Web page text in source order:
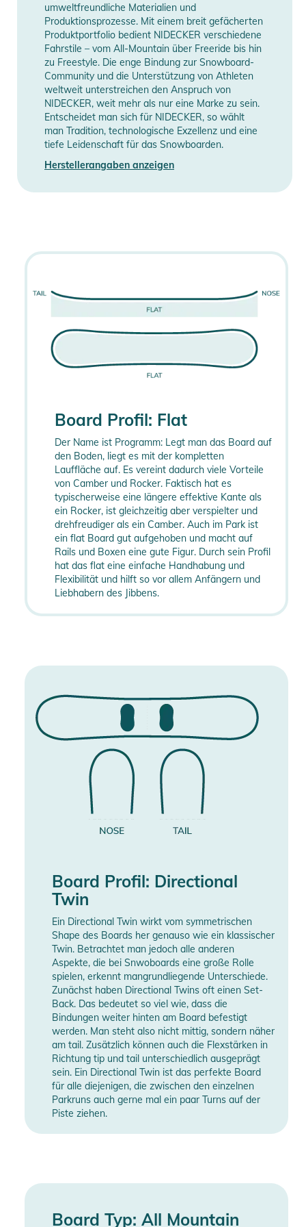
- BASE: N-5000
- Matte Finish
- Flex: 4
- Camber Name: Flatrock
Produktinformationen und
Sicherheitshinweise
Gebrauchsanweisungen, Sicherheitshinweise und Warnungen
Manufacturer
Information
Herstellerangaben
anzeigen
umweltfreundliche Materialien und
Produktionsprozesse. Mit einem breit gefächerten
Produktportfolio bedient NIDECKER verschiedene
Fahrstile – vom All-Mountain über Freeride bis hin
zu Freestyle. Die enge Bindung zur Snowboard-
Community und die Unterstützung von Athleten
weltweit unterstreichen den Anspruch von
NIDECKER, weit mehr als nur eine Marke zu sein.
Entscheidet man sich für NIDECKER, so wählt
man Tradition, technologische Exzellenz und eine
tiefe Leidenschaft für das Snowboarden.
Herstellerangaben anzeigen
Board Profil: Flat
Der Name ist Programm: Legt man das Board auf
den Boden, liegt es mit der kompletten
Lauffläche auf. Es vereint dadurch viele Vorteile
von Camber und Rocker. Faktisch hat es
typischerweise eine längere effektive Kante als
ein Rocker, ist gleichzeitig aber verspielter und
drehfreudiger als ein Camber. Auch im Park ist
ein flat Board gut aufgehoben und macht auf
Rails und Boxen eine gute Figur. Durch sein Profil
hat das flat eine einfache Handhabung und
Flexibilität und hilft so vor allem Anfängern und
Liebhabern des Jibbens.
Board Profil: Directional
Twin
Ein Directional Twin wirkt vom symmetrischen
Shape des Boards her genauso wie ein klassischer
Twin. Betrachtet man jedoch alle anderen
Aspekte, die bei Snwoboards eine große Rolle
spielen, erkennt mangrundliegende Unterschiede.
Zunächst haben Directional Twins oft einen Set-
Back. Das bedeutet so viel wie, dass die
Bindungen weiter hinten am Board befestigt
werden. Man steht also nicht mittig, sondern näher
am tail. Zusätzlich können auch die Flexstärken in
Richtung tip und tail unterschiedlich ausgeprägt
sein. Ein Directional Twin ist das perfekte Board
für alle diejenigen, die zwischen den einzelnen
Parkruns auch gerne mal ein paar Turns auf der
Piste ziehen.
Board Typ: All Mountain